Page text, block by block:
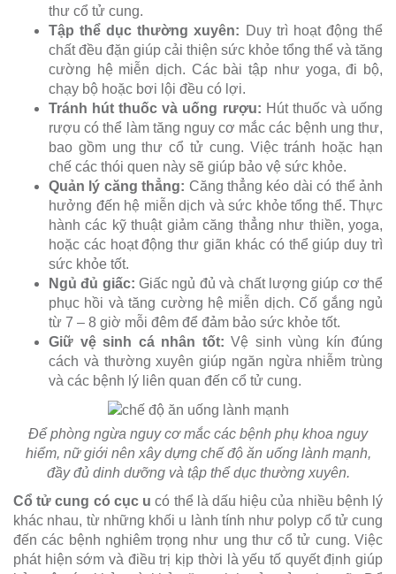
thư cổ tử cung.
Tập thể dục thường xuyên: Duy trì hoạt động thể
chất đều đặn giúp cải thiện sức khỏe tổng thể và tăng
cường hệ miễn dịch. Các bài tập như yoga, đi bộ,
chạy bộ hoặc bơi lội đều có lợi.
Tránh hút thuốc và uống rượu: Hút thuốc và uống
rượu có thể làm tăng nguy cơ mắc các bệnh ung thư,
bao gồm ung thư cổ tử cung. Việc tránh hoặc hạn
chế các thói quen này sẽ giúp bảo vệ sức khỏe.
Quản lý căng thẳng: Căng thẳng kéo dài có thể ảnh
hưởng đến hệ miễn dịch và sức khỏe tổng thể. Thực
hành các kỹ thuật giảm căng thẳng như thiền, yoga,
hoặc các hoạt động thư giãn khác có thể giúp duy trì
sức khỏe tốt.
Ngủ đủ giấc: Giấc ngủ đủ và chất lượng giúp cơ thể
phục hồi và tăng cường hệ miễn dịch. Cố gắng ngủ
từ 7 – 8 giờ mỗi đêm để đảm bảo sức khỏe tốt.
Giữ vệ sinh cá nhân tốt: Vệ sinh vùng kín đúng
cách và thường xuyên giúp ngăn ngừa nhiễm trùng
và các bệnh lý liên quan đến cổ tử cung.
Để phòng ngừa nguy cơ mắc các bệnh phụ khoa nguy
hiểm, nữ giới nên xây dựng chế độ ăn uống lành mạnh,
đầy đủ dinh dưỡng và tập thể dục thường xuyên.
Cổ tử cung có cục u có thể là dấu hiệu của nhiều bệnh lý
khác nhau, từ những khối u lành tính như polyp cổ tử cung
đến các bệnh nghiêm trọng như ung thư cổ tử cung. Việc
phát hiện sớm và điều trị kịp thời là yếu tố quyết định giúp